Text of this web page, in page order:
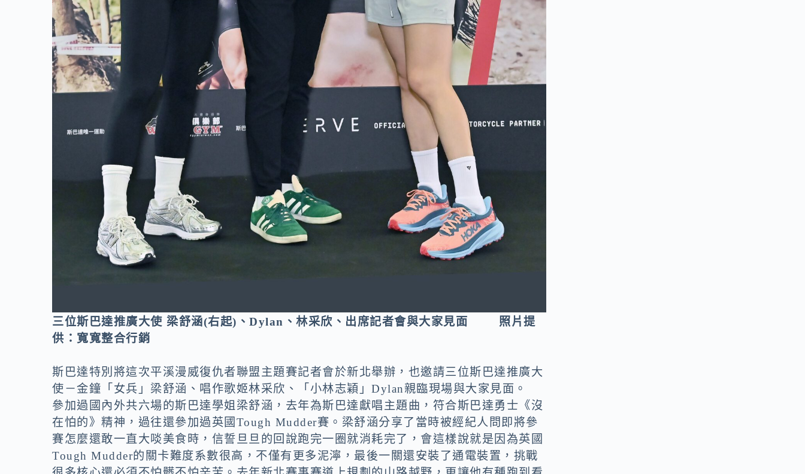
三位斯巴達推廣大使 梁舒涵(右起)、Dylan、林采欣、出席記者會與大家見面 照片提
供：寬寬整合行銷
斯巴達特別將這次平溪漫威復仇者聯盟主題賽記者會於新北舉辦，也邀請三位斯巴達推廣大
使－金鐘「女兵」梁舒涵、唱作歌姬林采欣、「小林志穎」Dylan親臨現場與大家見面。
參加過國內外共六場的斯巴達學姐梁舒涵，去年為斯巴達獻唱主題曲，符合斯巴達勇士《沒
在怕的》精神，過往還參加過英國Tough Mudder賽。梁舒涵分享了當時被經紀人問即將參
賽怎麼還敢一直大啖美食時，信誓旦旦的回說跑完一圈就消耗完了，會這樣說就是因為英國
Tough Mudder的關卡難度系數很高，不僅有更多泥濘，最後一關還安裝了通電裝置，挑戰